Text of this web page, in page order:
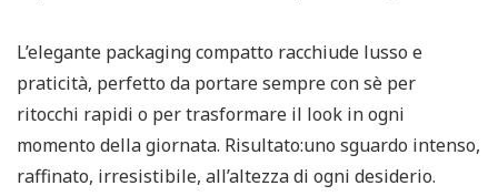
L’elegante packaging compatto racchiude lusso e
praticità, perfetto da portare sempre con sè per
ritocchi rapidi o per trasformare il look in ogni
momento della giornata. Risultato:uno sguardo intenso,
raffinato, irresistibile, all’altezza di ogni desiderio.